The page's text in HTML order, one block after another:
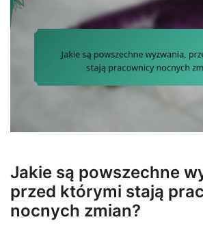
Jakie są powszechne
przed którymi stają
nocnych zmian?